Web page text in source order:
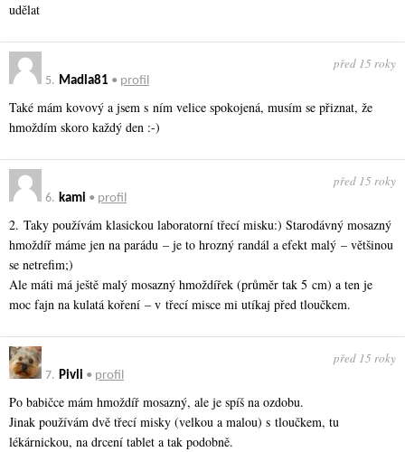
udělat
5. Madla81 • profil
před 15 roky
Také mám kovový a jsem s ním velice spokojená, musím se přiznat, že
hmoždím skoro každý den :-)
6. kami • profil
před 15 roky
2. Taky používám klasickou laboratorní třecí misku:) Starodávný mosazný
hmoždíř máme jen na parádu – je to hrozný randál a efekt malý – většinou
se netrefim;)
Ale máti má ještě malý mosazný hmoždířek (průměr tak 5 cm) a ten je
moc fajn na kulatá koření – v třecí misce mi utíkaj před tloučkem.
7. Pivli • profil
před 15 roky
Po babičce mám hmoždíř mosazný, ale je spíš na ozdobu.
Jinak používám dvě třecí misky (velkou a malou) s tloučkem, tu
lékárnickou, na drcení tablet a tak podobně.